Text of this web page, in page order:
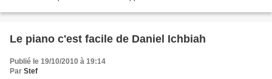
Le piano c'est facile de Daniel Ichbiah
Publié le 19/10/2010 à 19:14
Par Stef